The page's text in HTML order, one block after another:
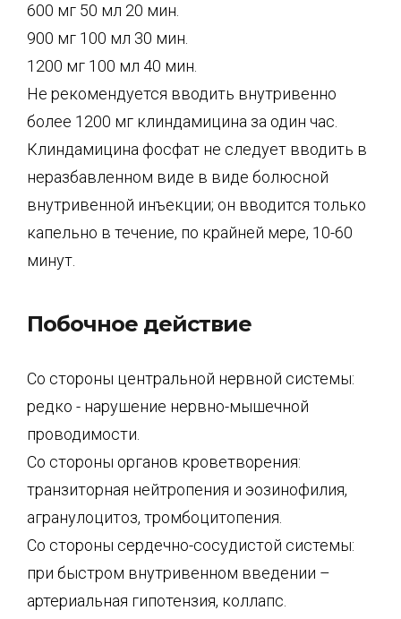
600 мг 50 мл 20 мин.
900 мг 100 мл 30 мин.
1200 мг 100 мл 40 мин.
Не рекомендуется вводить внутривенно
более 1200 мг клиндамицина за один час.
Клиндамицина фосфат не следует вводить в
неразбавленном виде в виде болюсной
внутривенной инъекции; он вводится только
капельно в течение, по крайней мере, 10-60
минут.
Побочное действие
Со стороны центральной нервной системы:
редко - нарушение нервно-мышечной
проводимости.
Со стороны органов кроветворения:
транзиторная нейтропения и эозинофилия,
агранулоцитоз, тромбоцитопения.
Со стороны сердечно-сосудистой системы:
при быстром внутривенном введении –
артериальная гипотензия, коллапс.